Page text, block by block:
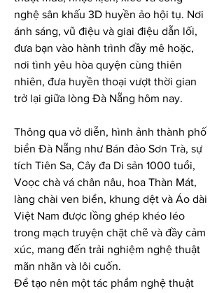
nghệ sân khấu 3D huyền ảo hội tụ. Nơi
ánh sáng, vũ điệu và giai điệu dẫn lối,
đưa bạn vào hành trình đầy mê hoặc,
nơi tình yêu hòa quyện cùng thiên
nhiên, đưa huyền thoại vượt thời gian
trở lại giữa lòng Đà Nẵng hôm nay.
Thông qua vở diễn, hình ảnh thành phố
biển Đà Nẵng như Bán đảo Sơn Trà, sự
tích Tiên Sa, Cây đa Di sản 1000 tuổi,
Voọc chà vá chân nâu, hoa Thàn Mát,
làng chài ven biển, khung dệt và Áo dài
Việt Nam được lồng ghép khéo léo
trong mạch truyện chặt chẽ và đầy cảm
xúc, mang đến trải nghiệm nghệ thuật
mãn nhãn và lôi cuốn.
Để tạo nên một tác phẩm nghệ thuật